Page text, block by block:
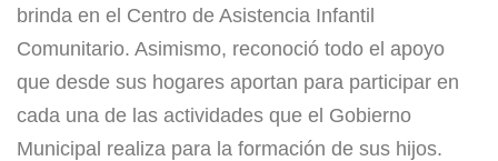
brinda en el Centro de Asistencia Infantil
Comunitario. Asimismo, reconoció todo el apoyo
que desde sus hogares aportan para participar en
cada una de las actividades que el Gobierno
Municipal realiza para la formación de sus hijos.